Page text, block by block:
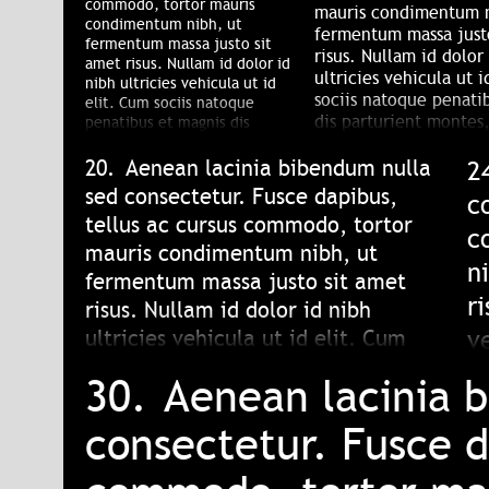
commodo, tortor mauris
condimentum nibh, ut
fermentum massa justo sit
amet risus. Nullam id dolor id
nibh ultricies vehicula ut id
elit. Cum sociis natoque
penatibus et magnis dis
ridiculus mus. Nulla vitae elit
libero, a pharetra augue.
mauris condimentum
fermentum massa
risus. Nullam id
ultricies vehicula ut
sociis natoque
dis parturient
libero, a pharetra
20. Aenean lacinia bibendum nulla
sed consectetur. Fusce dapibus,
tellus ac cursus commodo, tortor
mauris condimentum nibh, ut
fermentum massa justo sit amet
risus. Nullam id dolor id nibh
ultricies vehicula ut id elit. Cum
dis parturient montes, nascetur
ridiculus mus. Nulla vitae elit libero,
a pharetra augue.
30. Aenean lacinia
consectetur. Fusce